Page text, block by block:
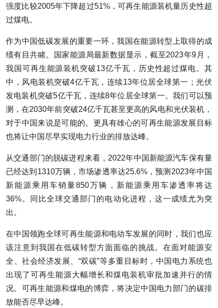
强度比较2005年下降超过51%，可再生能源装机量历史性超
过煤电。
作为中国低碳发展的重要一环，我国在能源转型上取得的成
绩有目共睹。国家能源局最新数据显示，截至2023年9月，
我国可再生能源装机突破13亿千瓦，历史性超过煤电。其
中，风电装机突破4亿千瓦，连续13年位居全球第一；光伏
发电装机突破5亿千瓦，连续8年位居全球第一。我们可以预
测，在2030年前突破24亿千瓦甚至更高的风电和光伏装机，
对于中国来说是可能的。更具有雄心的可再生能源发展目标
也将让中国尽早实现电力行业的排放达峰。
从交通部门的脱碳进程来看，2022年中国新能源汽车保有量
已经达到1310万辆，市场渗透率达25.6%，预测2023年中国
新能源乘用车销量850万辆，新能源乘用车渗透率将达
36%。同比全球交通部门的电动化进程，这一成绩尤为突
出。
在中国领跑全球可再生能源和电动车发展的同时，我们也应
该注意到我国在低碳转型方面面临的挑战。在面对能源安
全、社会经济发展、“双碳”等多重目标时，中国电力系统也
出现了可再生能源大幅增长和煤电装机审批加速并行的情
况。可再生能源和煤电的博弈，将决定中国电力部门的碳排
放能否尽早达峰。